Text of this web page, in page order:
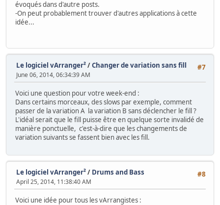
évoqués dans d'autre posts.
-On peut probablement trouver d'autres applications à cette
idée...
#7
Le logiciel vArranger²/Changer de variation sans fill
June 06, 2014, 06:34:39 AM
Voici une question pour votre week-end :
Dans certains morceaux, des slows par exemple, comment
passer de la variation A la variation B sans déclencher le fill ?
L'idéal serait que le fill puisse être en quelque sorte invalidé de
manière ponctuelle, c'est-à-dire que les changements de
variation suivants se fassent bien avec les fill.
#8
Le logiciel vArranger²/ Drums and Bass
April 25, 2014, 11:38:40 AM
Voici une idée pour tous les vArrangistes :